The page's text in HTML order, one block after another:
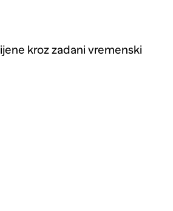
kroz zadani vremenski